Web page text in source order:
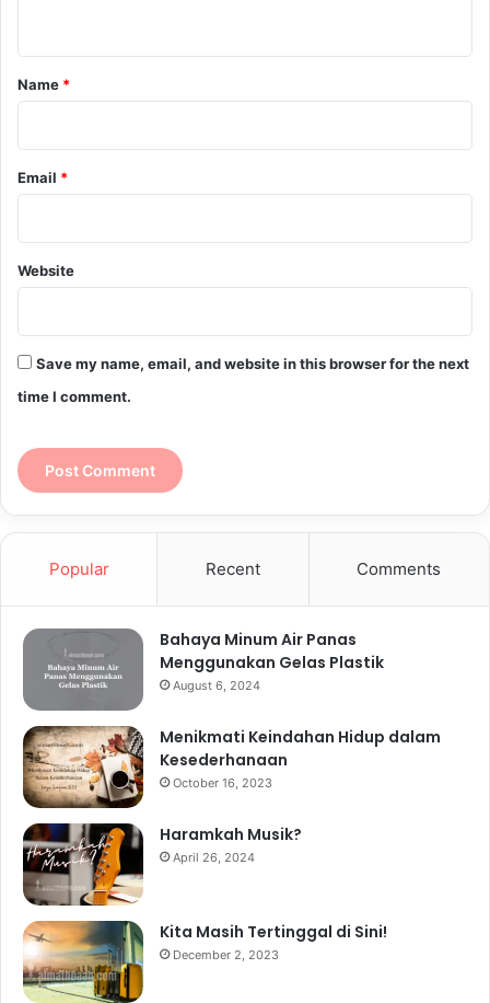
*
Name *
Email *
Website
Save my name, email, and website in this browser for the next
time I comment.
Popular Recent Comments
Bahaya Minum Air Panas
Menggunakan Gelas Plastik
August 6, 2024
Menikmati Keindahan Hidup dalam
Kesederhanaan
October 16, 2023
Haramkah Musik?
April 26, 2024
Kita Masih Tertinggal di Sini!
December 2, 2023